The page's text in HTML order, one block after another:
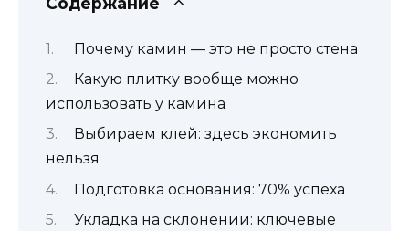
Почему камин — это не просто стена
Какую плитку вообще можно
использовать у камина
Выбираем клей: здесь экономить
нельзя
Подготовка основания: 70% успеха
Укладка на склонении: ключевые